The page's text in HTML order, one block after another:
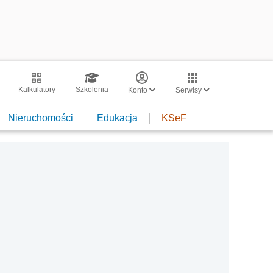
Kalkulatory Szkolenia Konto Serwisy
Nieruchomości Edukacja KSeF